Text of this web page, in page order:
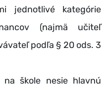
jednotlivé kategórie
(najmä učiteľ
podľa § 20 ods. 3
škole nesie hlavnú